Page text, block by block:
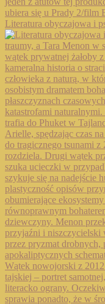
Literatura obyczajowa i